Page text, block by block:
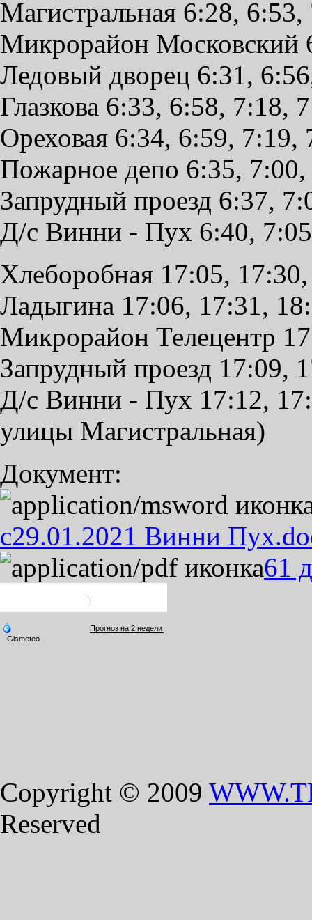
Магистральная 6:28,
Микрорайон Московский
Ледовый дворец 6:31,
Глазкова 6:33, 6:58, 7:18,
Ореховая 6:34, 6:59, 7:19,
Пожарное депо 6:35,
Запрудный проезд 6:37,
Д/с Винни - Пух 6:40,
Хлеборобная 17:05,
Ладыгина 17:06, 17:31,
Микрорайон Телецентр
Запрудный проезд 17:09,
Д/с Винни - Пух 17:12,
улицы Магистральная)
Документ:
с29.01.2021 Винни
61
Copyright © 2009
Reserved